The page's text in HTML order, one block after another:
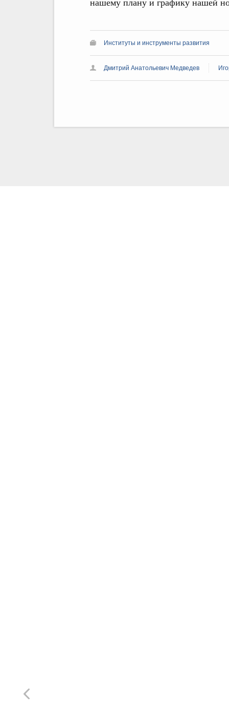
Институты и инструменты развития
Дмитрий Анатольевич Медведев